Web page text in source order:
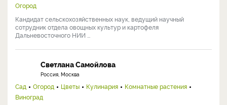
Огород
Кандидат сельскохозяйственных наук, ведущий научный
сотрудник отдела овощных культур и картофеля
Дальневосточного НИИ ...
Светлана Самойлова
Россия, Москва
Сад Огород Цветы Кулинария
Комнатные растения
Виноград